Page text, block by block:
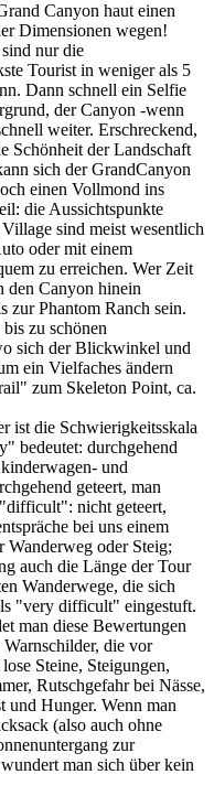
Canyon haut einen
Dimensionen wegen!
nur die
Tourist in weniger als 5
Dann schnell ein Selfie
der Canyon -wenn
weiter. Erschreckend,
Schönheit der Landschaft
sich der GrandCanyon
einen Vollmond ins
die Aussichtspunkte
sind meist wesentlich
oder mit einem
zu erreichen. Wer Zeit
den Canyon hinein
zur Phantom Ranch sein.
zu schönen
sich der Blickwinkel und
ein Vielfaches ändern
zum Skeleton Point, ca.
ist die Schwierigkeitsskala
bedeutet: durchgehend
und
geteert, man
nicht geteert,
bei uns einem
oder Steig;
auch die Länge der Tour
Wanderwege, die sich
"very difficult" eingestuft.
man diese Bewertungen
die vor
Steine, Steigungen,
Rutschgefahr bei Nässe,
Hunger. Wenn man
(also auch ohne
zur
man sich über kein